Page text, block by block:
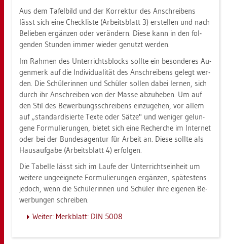
Aus dem Ta­fel­bild und der Kor­rek­tur des An­schrei­bens
lässt sich eine Check­lis­te (Ar­beits­blatt 3) er­stel­len und nach
Be­lie­ben er­gän­zen oder ver­än­dern. Diese kann in den fol­
gen­den Stun­den immer wie­der ge­nutzt wer­den.
Im Rah­men des Un­ter­richts­blocks soll­te ein be­son­de­res Au­
gen­merk auf die In­di­vi­dua­li­tät des An­schrei­bens ge­legt wer­
den. Die Schü­le­rin­nen und Schü­ler sol­len dabei ler­nen, sich
durch ihr An­schrei­ben von der Masse ab­zu­he­ben. Um auf
den Stil des Be­wer­bungs­schrei­bens ein­zu­ge­hen, vor allem
auf „stan­dar­di­sier­te Texte oder Sätze" und we­ni­ger ge­lun­
ge­ne For­mu­lie­run­gen, bie­tet sich eine Re­cher­che im In­ter­net
oder bei der Bun­des­agen­tur für Ar­beit an. Diese soll­te als
Haus­auf­ga­be (Ar­beits­blatt 4) er­fol­gen.
Die Ta­bel­le lässt sich im Laufe der Un­ter­richts­ein­heit um
wei­te­re un­ge­eig­ne­te For­mu­lie­run­gen er­gän­zen, spä­tes­tens
je­doch, wenn die Schü­le­rin­nen und Schü­ler ihre ei­ge­nen Be­
wer­bun­gen schrei­ben.
Wei­ter: Merk­blatt: DIN 5008